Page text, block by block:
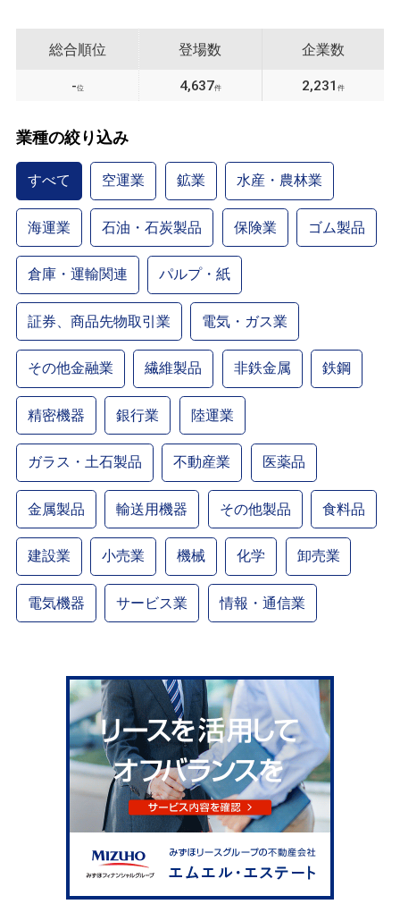
総合順位
-位
登場数
4,637件
企業数
2,231 件
業種の絞り込み
すべて 空運業 鉱業 水産・農林業
海運業 石油・石炭製品 保険業 ゴム製品
倉庫・運輸関連 パルプ・紙
証券、商品先物取引業 電気・ガス業
その他金融業 繊維製品 非鉄金属 鉄鋼
精密機器 銀行業 陸運業
ガラス・土石製品 不動産業 医薬品
金属製品 輸送用機器 その他製品 食料品
建設業 小売業 機械 化学 卸売業
電気機器 サービス業 情報・通信業